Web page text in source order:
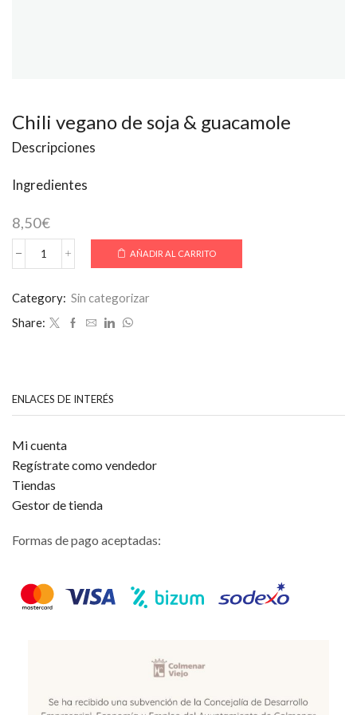
Chili vegano de soja & guacamole
Descripciones
Ingredientes
8,50€
Chili
soja
guacamole
AÑADIR AL CARRITO
Category: Sin categorizar
Share:
ENLACES DE INTERÉS
Mi cuenta
Regístrate como vendedor
Tiendas
Gestor de tienda
Formas de pago aceptadas: